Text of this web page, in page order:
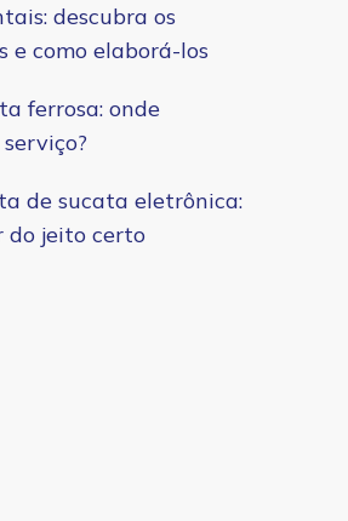
descubra os
e como elaborá-los
ferrosa: onde
de sucata eletrônica:
do jeito certo